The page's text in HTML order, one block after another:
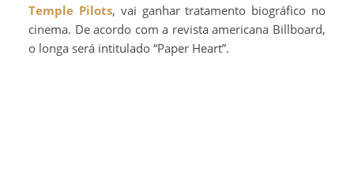
Temple Pilots, vai ganhar tratamento biográfico no
cinema. De acordo com a revista americana Billboard,
o longa será intitulado “Paper Heart”.